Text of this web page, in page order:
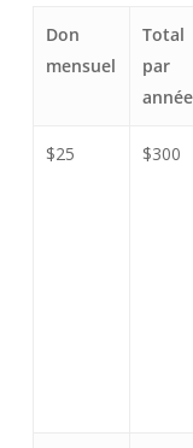
Don
mensuel
Total
par
année
$25 $300